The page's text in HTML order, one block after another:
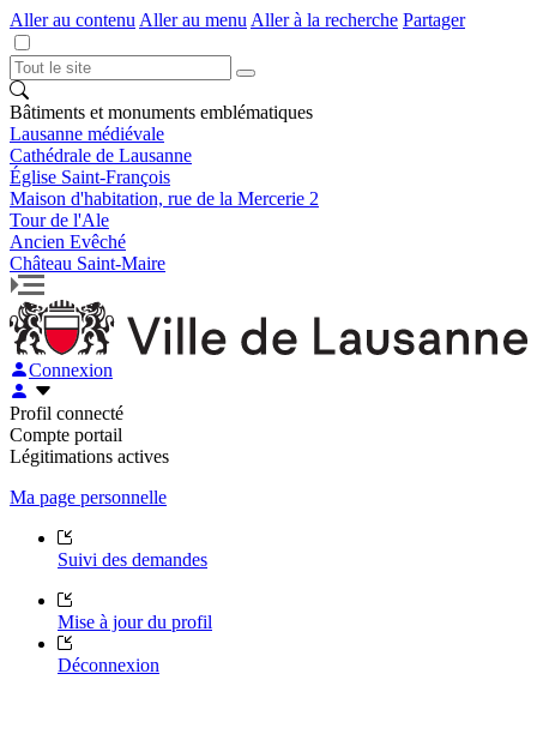
Aller au contenu Aller au menu Aller à la recherche Partager
Bâtiments et monuments emblématiques
Lausanne médiévale
Cathédrale de Lausanne
Église Saint-François
Maison d'habitation, rue de la Mercerie 2
Tour de l'Ale
Ancien Evêché
Château Saint-Maire
Connexion
Profil connecté
Compte portail
Légitimations actives
Ma page personnelle
Suivi des demandes
Mise à jour du profil
Déconnexion